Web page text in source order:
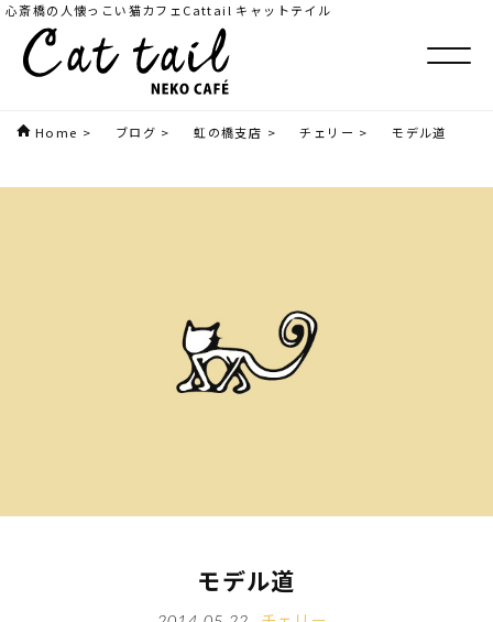
心斎橋の人懐っこい猫カフェCattail キャットテイル
Home > ブログ > 虹の橋支店 > チェリー > モデル道
モデル道